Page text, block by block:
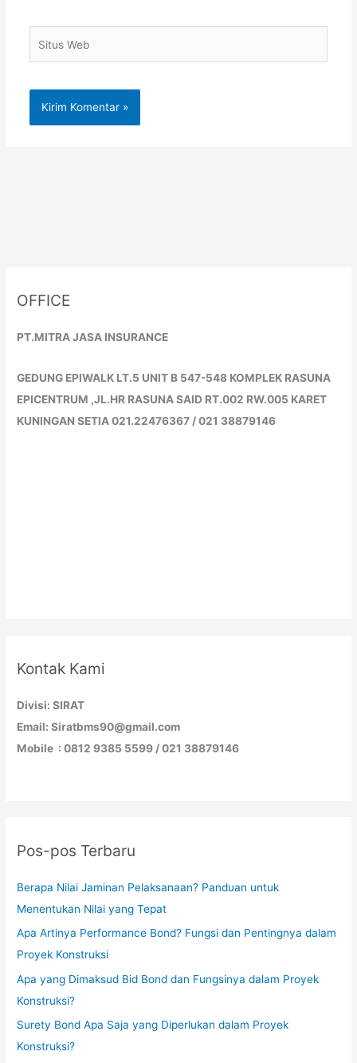
Web
OFFICE
PT.MITRA JASA INSURANCE
GEDUNG EPIWALK LT.5 UNIT B 547-548 KOMPLEK RASUNA
EPICENTRUM ,JL.HR RASUNA SAID RT.002 RW.005 KARET
KUNINGAN SETIA 021.22476367 / 021 38879146
Kontak Kami
Divisi: SIRAT
Email: Siratbms90@gmail.com
Mobile : 0812 9385 5599 / 021 38879146
Pos-pos Terbaru
Berapa Nilai Jaminan Pelaksanaan? Panduan untuk
Menentukan Nilai yang Tepat
Apa Artinya Performance Bond? Fungsi dan Pentingnya dalam
Proyek Konstruksi
Apa yang Dimaksud Bid Bond dan Fungsinya dalam Proyek
Konstruksi?
Surety Bond Apa Saja yang Diperlukan dalam Proyek
Konstruksi?